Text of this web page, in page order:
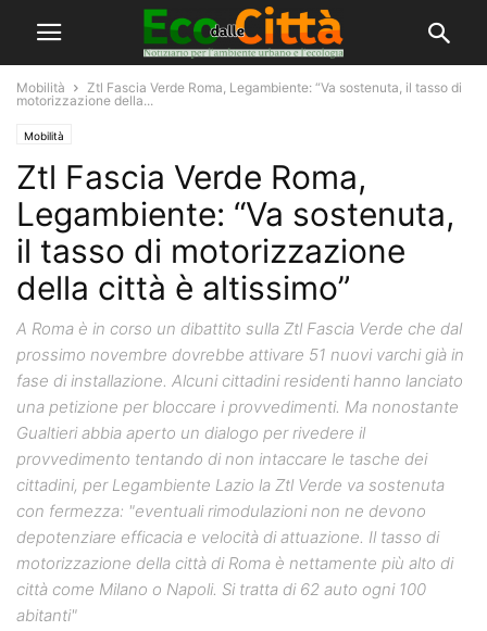
Mobilità
Ztl Fascia Verde Roma, Legambiente: “Va sostenuta, il tasso di
motorizzazione della...
Mobilità
Ztl Fascia Verde Roma,
Legambiente: “Va sostenuta,
il tasso di motorizzazione
della città è altissimo”
A Roma è in corso un dibattito sulla Ztl Fascia Verde che dal
prossimo novembre dovrebbe attivare 51 nuovi varchi già in
fase di installazione. Alcuni cittadini residenti hanno lanciato
una petizione per bloccare i provvedimenti. Ma nonostante
Gualtieri abbia aperto un dialogo per rivedere il
provvedimento tentando di non intaccare le tasche dei
cittadini, per Legambiente Lazio la Ztl Verde va sostenuta
con fermezza: "eventuali rimodulazioni non ne devono
depotenziare efficacia e velocità di attuazione. Il tasso di
motorizzazione della città di Roma è nettamente più alto di
città come Milano o Napoli. Si tratta di 62 auto ogni 100
abitanti"